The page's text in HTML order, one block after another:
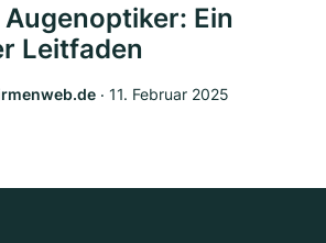
Ein
Leitfaden
‧ 11. Februar 2025